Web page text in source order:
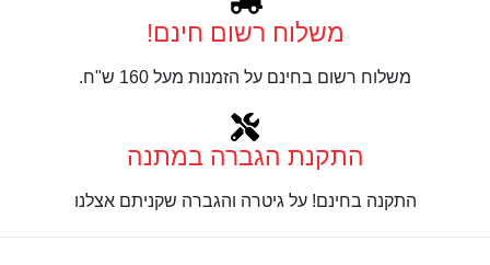
משלוח רשום חינם!
משלוח רשום בחינם על הזמנות מעל 160 ש"ח.
התקנת הגברה במתנה
התקנה בחינם! על גיטרה והגברה שקניתם אצלנו